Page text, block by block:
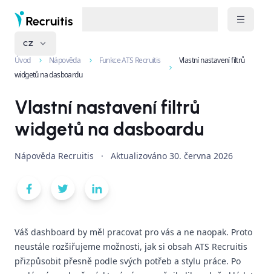
CZ
Úvod Nápověda Funkce ATS Recruitis
Vlastní nastavení filtrů
widgetů na dasboardu
Vlastní nastavení filtrů
widgetů na dasboardu
Nápověda Recruitis · Aktualizováno 30. června 2026
Váš dashboard by měl pracovat pro vás a ne naopak. Proto
neustále rozšiřujeme možnosti, jak si obsah ATS Recruitis
přizpůsobit přesně podle svých potřeb a stylu práce. Po